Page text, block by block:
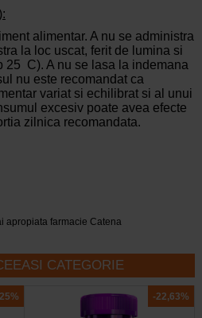
alimentar. A nu se administra
la loc uscat, ferit de lumina si
25 C). A nu se lasa la indemana
nu este recomandat ca
variat si echilibrat si al unui
excesiv poate avea efecte
zilnica recomandata.
apropiata farmacie Catena
CATEGORIE
-22,63%